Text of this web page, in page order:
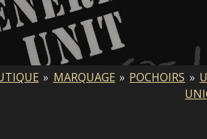
» MARQUAGE » POCHOIRS »